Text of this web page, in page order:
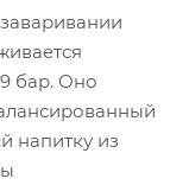
бар. Оно
напитку из